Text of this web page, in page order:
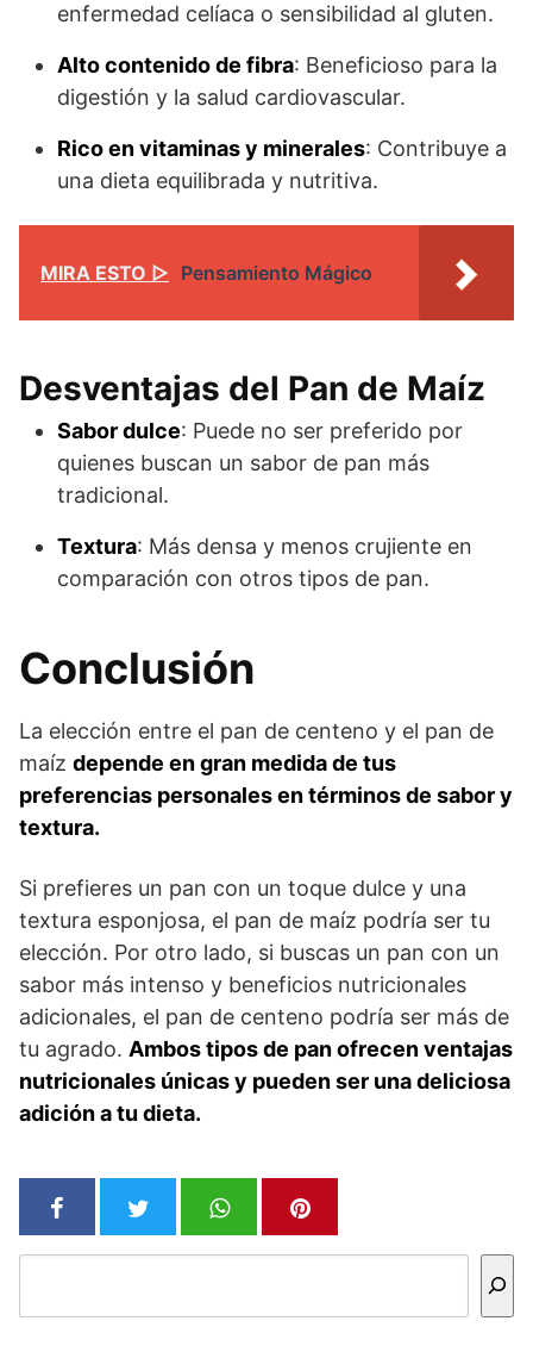
enfermedad celíaca o sensibilidad al gluten.
Alto contenido de fibra: Beneficioso para la
digestión y la salud cardiovascular.
Rico en vitaminas y minerales: Contribuye a
una dieta equilibrada y nutritiva.
MIRA ESTO ▷ Pensamiento Mágico
Desventajas del Pan de Maíz
Sabor dulce: Puede no ser preferido por
quienes buscan un sabor de pan más
tradicional.
Textura: Más densa y menos crujiente en
comparación con otros tipos de pan.
Conclusión
La elección entre el pan de centeno y el pan de
maíz depende en gran medida de tus
preferencias personales en términos de sabor y
textura.
Si prefieres un pan con un toque dulce y una
textura esponjosa, el pan de maíz podría ser tu
elección. Por otro lado, si buscas un pan con un
sabor más intenso y beneficios nutricionales
adicionales, el pan de centeno podría ser más de
tu agrado. Ambos tipos de pan ofrecen ventajas
nutricionales únicas y pueden ser una deliciosa
adición a tu dieta.